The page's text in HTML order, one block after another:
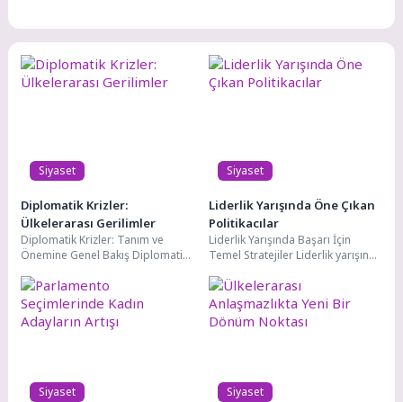
Siyaset
Diplomatik Krizler:
Ülkelerarası Gerilimler
Diplomatik Krizler: Tanım ve
Önemine Genel Bakış Diplomatik
gelen, genellikle siyasi,...
Siyaset
Liderlik Yarışında Öne Çıkan
Politikacılar
Liderlik Yarışında Başarı İçin
Temel Stratejiler Liderlik yarışında
gelmesiyle elde...
Siyaset Siyaset